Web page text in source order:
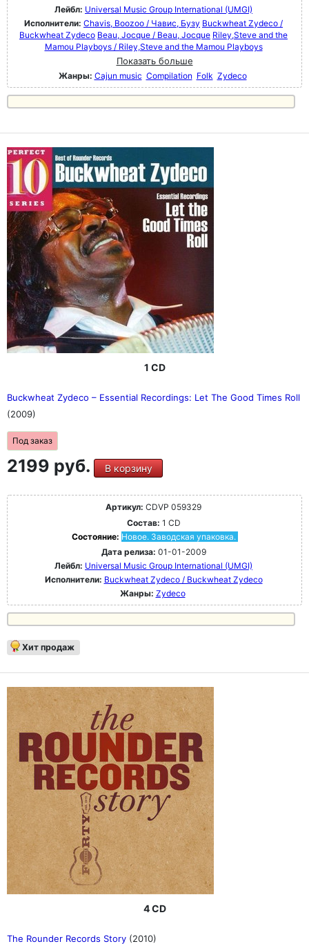
Лейбл: Universal Music Group International (UMGI)
Исполнители: Chavis, Boozoo / Чавис, Бузу Buckwheat Zydeco /
Buckwheat Zydeco Beau, Jocque / Beau, Jocque Riley,Steve and the
Mamou Playboys / Riley,Steve and the Mamou Playboys
Показать больше
Жанры: Cajun music Compilation Folk Zydeco
1 CD
Buckwheat Zydeco ‎– Essential Recordings: Let The Good Times Roll
(2009)
Под заказ
2199 руб. В корзину
Артикул: CDVP 059329
Состав: 1 CD
Состояние: Новое. Заводская упаковка.
Дата релиза: 01-01-2009
Лейбл: Universal Music Group International (UMGI)
Исполнители: Buckwheat Zydeco / Buckwheat Zydeco
Жанры: Zydeco
Хит продаж
4 CD
The Rounder Records Story (2010)